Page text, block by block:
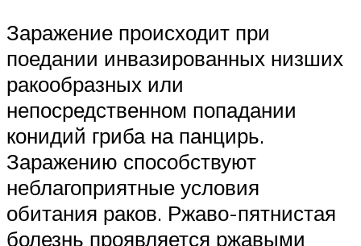
Заражение происходит при
поедании инвазированных низших
ракообразных или
непосредственном попадании
конидий гриба на панцирь.
Заражению способствуют
неблагоприятные условия
обитания раков. Ржаво-пятнистая
болезнь проявляется ржавыми